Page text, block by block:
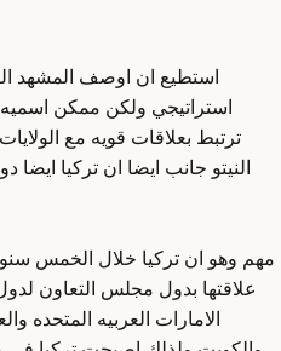
استطيع ان اوصف المشهد
استراتيجي ولكن ممكن اسميه
ترتبط بعلاقات قويه مع
النيتو جانب ايضا ان تركيا
مهم وهو ان تركيا خلال الخمس
علاقتها بدول مجلس التعاون لدول
الامارات العربيه المتحده